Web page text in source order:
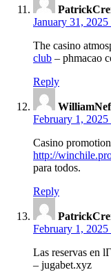
January 31,
The casino
club – phmacao
Reply
WilliamNef
February 1, 2025
Casino
http://
para todos.
Reply
February 1, 2025
Las reservas en
– jugabet.xyz